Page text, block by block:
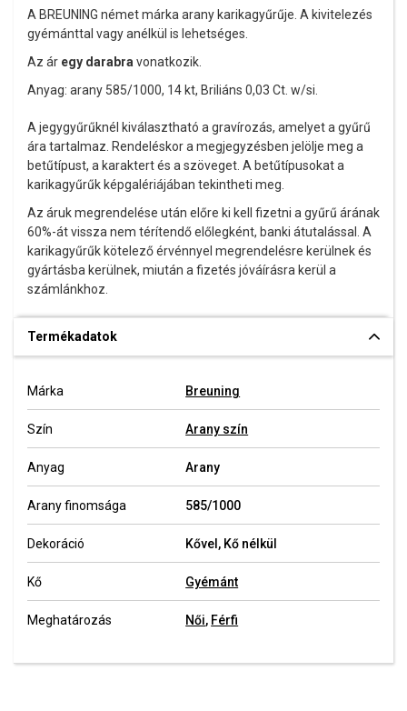
A BREUNING német márka arany karikagyűrűje. A kivitelezés
gyémánttal vagy anélkül is lehetséges.
Az ár egy darabra vonatkozik.
Anyag: arany 585/1000, 14 kt, Briliáns 0,03 Ct. w/si.
A jegygyűrűknél kiválasztható a gravírozás, amelyet a gyűrű
ára tartalmaz. Rendeléskor a megjegyzésben jelölje meg a
betűtípust, a karaktert és a szöveget. A betűtípusokat a
karikagyűrűk képgalériájában tekintheti meg.
Az áruk megrendelése után előre ki kell fizetni a gyűrű árának
60%-át vissza nem térítendő előlegként, banki átutalással. A
karikagyűrűk kötelező érvénnyel megrendelésre kerülnek és
gyártásba kerülnek, miután a fizetés jóváírásra kerül a
számlánkhoz.
Termékadatok
Márka Breuning
Szín Arany szín
Anyag Arany
Arany finomsága 585/1000
Dekoráció Kővel, Kő nélkül
Kő Gyémánt
Meghatározás Női, Férfi